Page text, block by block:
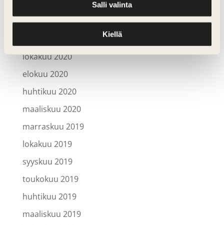
Salli valinta
Kiellä
helmikuu 2021
lokakuu 2020
elokuu 2020
huhtikuu 2020
maaliskuu 2020
marraskuu 2019
lokakuu 2019
syyskuu 2019
toukokuu 2019
huhtikuu 2019
maaliskuu 2019